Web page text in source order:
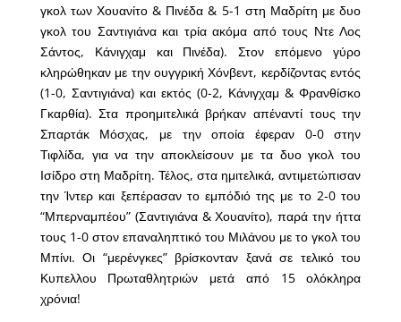
γκολ των Χουανίτο & Πινέδα & 5-1 στη Μαδρίτη με δυο
γκολ του Σαντιγιάνα και τρία ακόμα από τους Ντε Λος
Σάντος, Κάνιγχαμ και Πινέδα). Στον επόμενο γύρο
κληρώθηκαν με την ουγγρική Χόνβεντ, κερδίζοντας εντός
(1-0, Σαντιγιάνα) και εκτός (0-2, Κάνιγχαμ & Φρανθίσκο
Γκαρθία). Στα προημιτελικά βρήκαν απέναντί τους την
Σπαρτάκ Μόσχας, με την οποία έφεραν 0-0 στην
Τιφλίδα, για να την αποκλείσουν με τα δυο γκολ του
Ισίδρο στη Μαδρίτη. Τέλος, στα ημιτελικά, αντιμετώπισαν
την Ίντερ και ξεπέρασαν το εμπόδιό της με το 2-0 του
“Μπερναμπέου” (Σαντιγιάνα & Χουανίτο), παρά την ήττα
τους 1-0 στον επαναληπτικό του Μιλάνου με το γκολ του
Μπίνι. Οι “μερένγκες” βρίσκονταν ξανά σε τελικό του
Κυπελλου Πρωταθλητριών μετά από 15 ολόκληρα
χρόνια!